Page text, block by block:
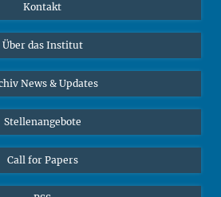
"Diversity"
Kontakt
Über das Institut
News & Updates
Stellenangebote
Call for Papers